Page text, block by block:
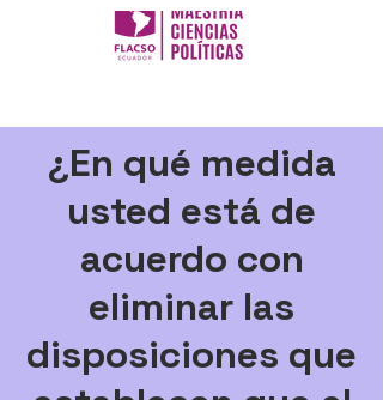
¿En qué medida
usted está de
acuerdo con
eliminar las
disposiciones que